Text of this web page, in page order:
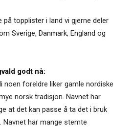
på topplister i land vi gjerne deler
Sverige, Danmark, England og
godt nå:
noen foreldre liker gamle nordiske
norsk tradisjon. Navnet har
at det kan passe å ta det i bruk
Navnet har mange stemte